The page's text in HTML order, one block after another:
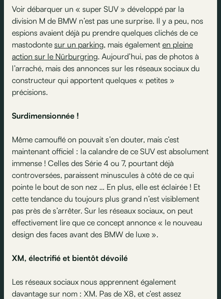
Voir débarquer un « super SUV » développé par la
division M de BMW n’est pas une surprise. Il y a peu, nos
espions avaient déjà pu prendre quelques clichés de ce
mastodonte sur un parking, mais également en pleine
action sur le Nürburgring. Aujourd’hui, pas de photos à
l’arraché, mais des annonces sur les réseaux sociaux du
constructeur qui apportent quelques « petites »
précisions.
Surdimensionnée !
Même camouflé on pouvait s’en douter, mais c’est
maintenant officiel : la calandre de ce SUV est absolument
immense ! Celles des Série 4 ou 7, pourtant déjà
controversées, paraissent minuscules à côté de ce qui
pointe le bout de son nez … En plus, elle est éclairée ! Et
cette tendance du toujours plus grand n’est visiblement
pas près de s’arrêter. Sur les réseaux sociaux, on peut
effectivement lire que ce concept annonce « le nouveau
design des faces avant des BMW de luxe ».
XM, électrifié et bientôt dévoilé
Les réseaux sociaux nous apprennent également
davantage sur nom : XM. Pas de X8, et c’est assez